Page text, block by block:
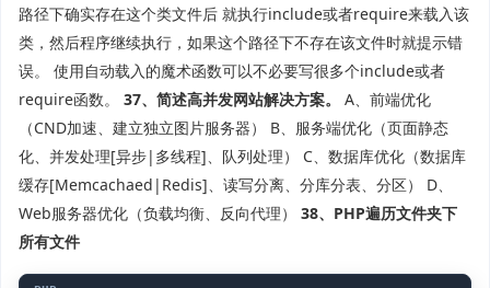
路径下确实存在这个类文件后 就执行include或者require来载入该
类，然后程序继续执行，如果这个路径下不存在该文件时就提示错
误。 使用自动载入的魔术函数可以不必要写很多个include或者
require函数。 37、简述高并发网站解决方案。
A、前端优化
（CND加速、建立独立图片服务器） B、服务端优化（页面静态
化、并发处理[异步|多线程]、队列处理） C、数据库优化（数据库
缓存[Memcachaed|Redis]、读写分离、分库分表、分区） D、
Web服务器优化（负载均衡、反向代理） 38、PHP遍历文件夹下
所有文件